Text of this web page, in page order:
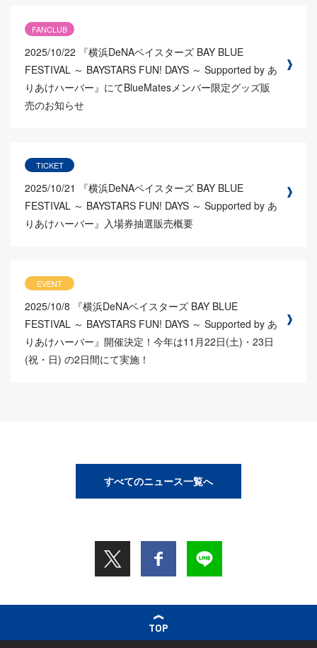
FANCLUB
2025/10/22
『横浜DeNAベイスターズ BAY BLUE
FESTIVAL ～ BAYSTARS FUN! DAYS ～ Supported by あ
りあけハーバー』にてBlueMatesメンバー限定グッズ販
売のお知らせ
TICKET
2025/10/21
『横浜DeNAベイスターズ BAY BLUE
FESTIVAL ～ BAYSTARS FUN! DAYS ～ Supported by あ
りあけハーバー』入場券抽選販売概要
EVENT
2025/10/8
『横浜DeNAベイスターズ BAY BLUE
FESTIVAL ～ BAYSTARS FUN! DAYS ～ Supported by あ
りあけハーバー』開催決定！今年は11月22日(土)・23日
(祝・日) の2日間にて実施！
すべてのニュース一覧へ
TOP